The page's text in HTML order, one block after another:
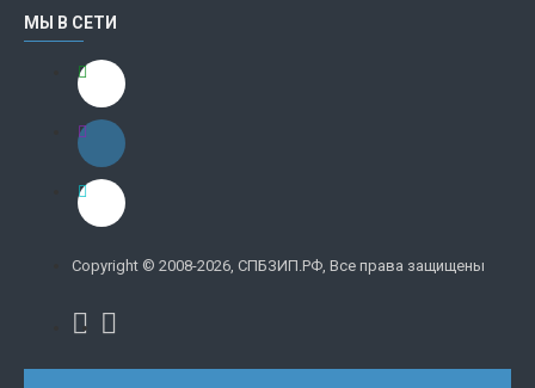
МЫ В СЕТИ
Copyright © 2008-2026, СПБЗИП.РФ, Все права защищены